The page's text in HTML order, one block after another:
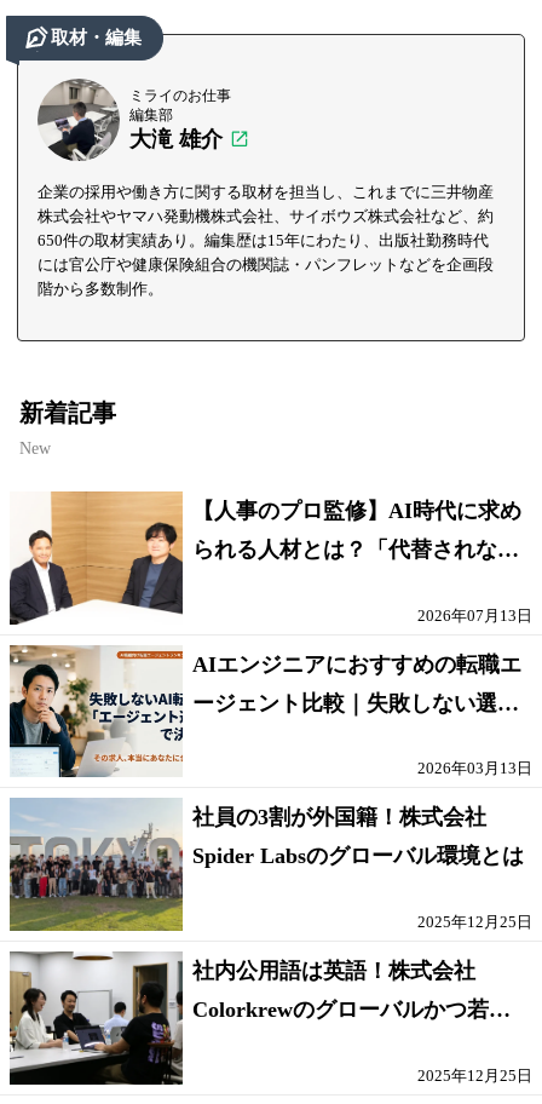
取材・編集
ミライのお仕事
編集部
大滝 雄介
企業の採用や働き方に関する取材を担当し、これまでに三井物産
株式会社やヤマハ発動機株式会社、サイボウズ株式会社など、約
650件の取材実績あり。編集歴は15年にわたり、出版社勤務時代
には官公庁や健康保険組合の機関誌・パンフレットなどを企画段
階から多数制作。
新着記事
New
【人事のプロ監修】AI時代に求め
られる人材とは？「代替されない
2026年07月13日
AIエンジニアにおすすめの転職エ
ージェント比較｜失敗しない選び
2026年03月13日
社員の3割が外国籍！株式会社
Spider Labsのグローバル環境とは
2025年12月25日
社内公用語は英語！株式会社
Colorkrewのグローバルかつ若手
2025年12月25日